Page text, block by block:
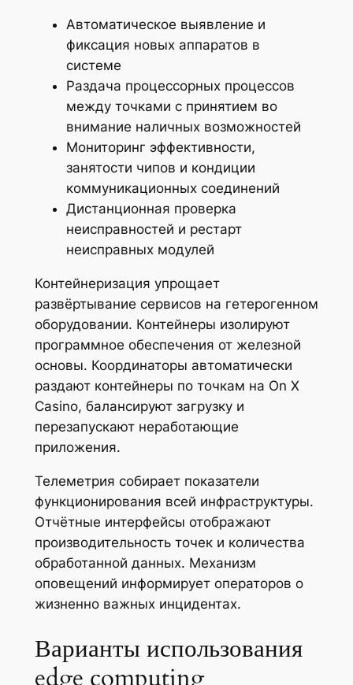
Автоматическое выявление и
фиксация новых аппаратов в
системе
Раздача процессорных процессов
между точками с принятием во
внимание наличных возможностей
Мониторинг эффективности,
занятости чипов и кондиции
коммуникационных соединений
Дистанционная проверка
неисправностей и рестарт
неисправных модулей
Контейнеризация упрощает
развёртывание сервисов на гетерогенном
оборудовании. Контейнеры изолируют
программное обеспечения от железной
основы. Координаторы автоматически
раздают контейнеры по точкам на On X
Casino, балансируют загрузку и
перезапускают неработающие
приложения.
Телеметрия собирает показатели
функционирования всей инфраструктуры.
Отчётные интерфейсы отображают
производительность точек и количества
обработанной данных. Механизм
оповещений информирует операторов о
жизненно важных инцидентах.
Варианты использования
edge computing